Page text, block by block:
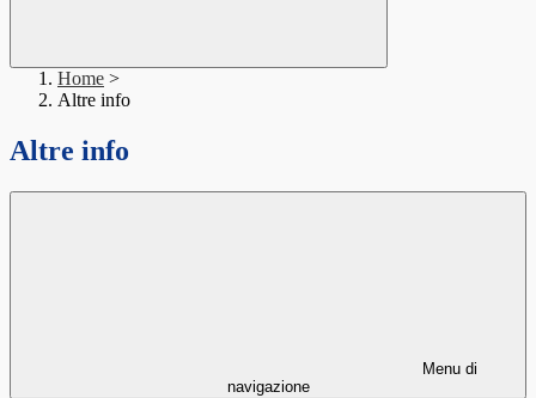
Home >
Altre info
Altre info
Menu di
navigazione